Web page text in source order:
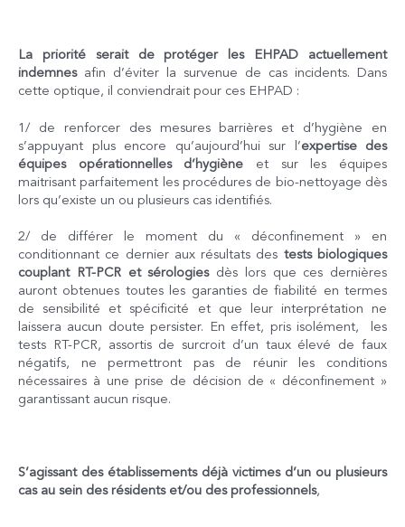
La priorité serait de protéger les EHPAD actuellement
indemnes afin d’éviter la survenue de cas incidents. Dans
cette optique, il conviendrait pour ces EHPAD :
1/ de renforcer des mesures barrières et d’hygiène en
s’appuyant plus encore qu’aujourd’hui sur l’expertise des
équipes opérationnelles d’hygiène et sur les équipes
maitrisant parfaitement les procédures de bio-nettoyage dès
lors qu’existe un ou plusieurs cas identifiés.
2/ de différer le moment du « déconfinement » en
conditionnant ce dernier aux résultats des tests biologiques
couplant RT-PCR et sérologiesdès lors que ces dernières
auront obtenues toutes les garanties de fiabilité en termes
de sensibilité et spécificité et que leur interprétation ne
laissera aucun doute persister. En effet, pris isolément, les
tests RT-PCR, assortis de surcroit d’un taux élevé de faux
négatifs, ne permettront pas de réunir les conditions
nécessaires à une prise de décision de « déconfinement »
garantissant aucun risque.
S’agissant des établissements déjà victimes d’un ou plusieurs
cas au sein des résidents et/ou des professionnels,